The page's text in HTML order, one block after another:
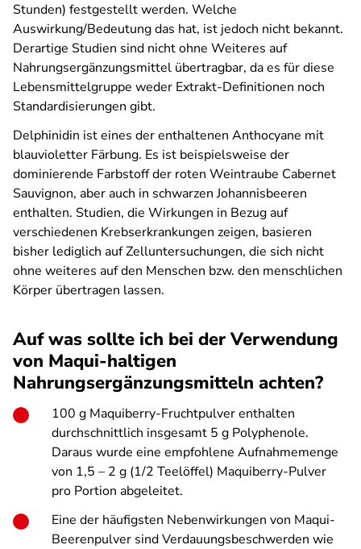
Stunden) festgestellt werden. Welche
Auswirkung/Bedeutung das hat, ist jedoch nicht bekannt.
Derartige Studien sind nicht ohne Weiteres auf
Nahrungsergänzungsmittel übertragbar, da es für diese
Lebensmittelgruppe weder Extrakt-Definitionen noch
Standardisierungen gibt.
Delphinidin ist eines der enthaltenen Anthocyane mit
blauvioletter Färbung. Es ist beispielsweise der
dominierende Farbstoff der roten Weintraube Cabernet
Sauvignon, aber auch in schwarzen Johannisbeeren
enthalten. Studien, die Wirkungen in Bezug auf
verschiedenen Krebserkrankungen zeigen, basieren
bisher lediglich auf Zelluntersuchungen, die sich nicht
ohne weiteres auf den Menschen bzw. den menschlichen
Körper übertragen lassen.
Auf was sollte ich bei der Verwendung
von Maqui-haltigen
Nahrungsergänzungsmitteln achten?
100 g Maquiberry-Fruchtpulver enthalten
durchschnittlich insgesamt 5 g Polyphenole.
Daraus wurde eine empfohlene Aufnahmemenge
von 1,5 – 2 g (1/2 Teelöffel) Maquiberry-Pulver
pro Portion abgeleitet.
Eine der häufigsten Nebenwirkungen von Maqui-
Beerenpulver sind Verdauungsbeschwerden wie